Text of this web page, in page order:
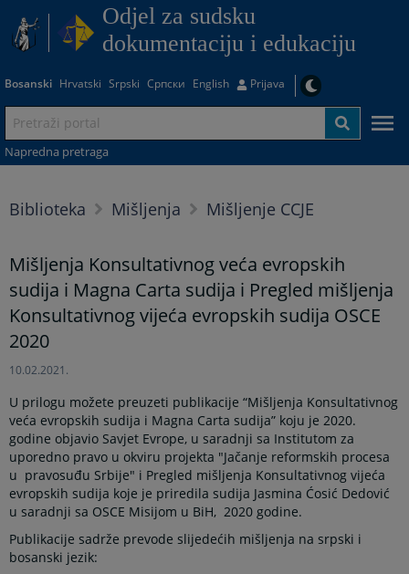
Odjel za sudsku
dokumentaciju i edukaciju
Bosanski Hrvatski Srpski Српски English Prijava
Napredna pretraga
Biblioteka Mišljenja Mišljenje CCJE
Mišljenja Konsultativnog veća evropskih
sudija i Magna Carta sudija i Pregled mišljenja
Konsultativnog vijeća evropskih sudija OSCE
2020
10.02.2021.
U prilogu možete preuzeti publikacije “Mišljenja Konsultativnog
veća evropskih sudija i Magna Carta sudija” koju je 2020.
godine objavio Savjet Evrope, u saradnji sa Institutom za
uporedno pravo u okviru projekta "Jačanje reformskih procesa
u pravosuđu Srbije" i Pregled mišljenja Konsultativnog vijeća
evropskih sudija koje je priredila sudija Jasmina Ćosić Dedović
u saradnji sa OSCE Misijom u BiH, 2020 godine.
Publikacije sadrže prevode slijedećih mišljenja na srpski i
bosanski jezik: